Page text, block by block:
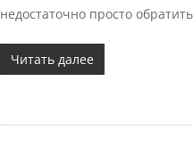
недостаточно просто
Читать далее